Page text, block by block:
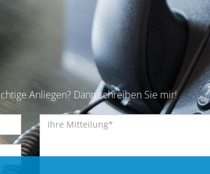
Anliegen? Dann schreiben Sie mir!